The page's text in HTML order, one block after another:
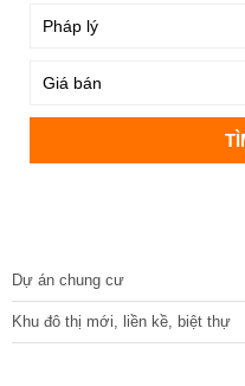
Dự án chung cư
Khu đô thị mới, liền kề, biệt thự